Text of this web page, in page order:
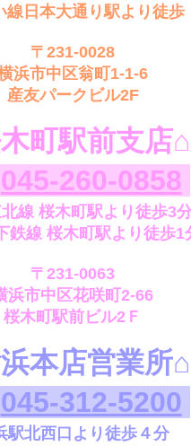
線日本大通り駅より徒
〒231-0028
浜市中区翁町1-1-6
産友パークビル2F
町駅前支店⌂
045-260-0858
線 桜木町駅より徒歩3
鉄線 桜木町駅より徒歩1
〒231-0063
浜市中区花咲町2-66
桜木町駅前ビル2Ｆ
本店営業所⌂
045-312-5200
駅北西口より徒歩４分